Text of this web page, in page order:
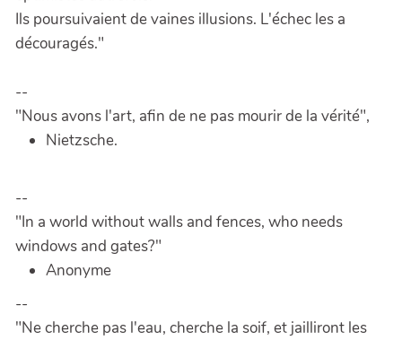
Ils poursuivaient de vaines illusions. L'échec les a
découragés."
--
"Nous avons l'art, afin de ne pas mourir de la vérité",
Nietzsche.
--
"In a world without walls and fences, who needs
windows and gates?"
Anonyme
--
"Ne cherche pas l'eau, cherche la soif, et jailliront les